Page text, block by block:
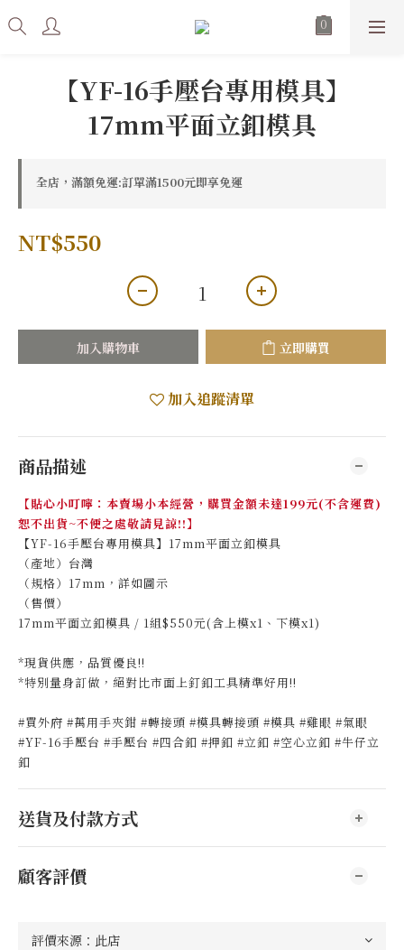
【YF-16手壓台專用模具】
17mm平面立釦模具
全店，滿額免運:訂單滿1500元即享免運
NT$550
加入購物車 立即購買
加入追蹤清單
商品描述
【貼心小叮嚀：本賣場小本經營，購買金額未達199元(不含運費)
恕不出貨~不便之處敬請見諒!!】
【YF-16手壓台專用模具】17mm平面立釦模具
（產地）台灣
（規格）17mm，詳如圖示
（售價）
17mm平面立釦模具 / 1組$550元(含上模x1、下模x1)
*現貨供應，品質優良!!
*特別量身訂做，絕對比市面上釘釦工具精準好用!!
#買外府 #萬用手夾鉗 #轉接頭 #模具轉接頭 #模具 #雞眼 #氣眼
#YF-16手壓台 #手壓台 #四合釦 #押釦 #立釦 #空心立釦 #牛仔立
釦
送貨及付款方式
顧客評價